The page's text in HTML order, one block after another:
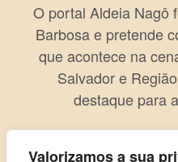
Valorizamos a sua
O portal Aldeia Nagô
Barbosa e pretende
que acontece na
Salvador e
destaque para